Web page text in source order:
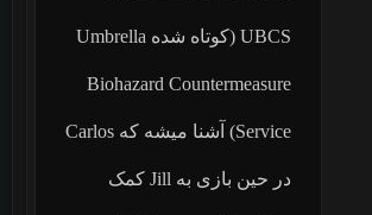
UBCS (کوتاه شده Umbrella
Biohazard Countermeasure
Service) آشنا میشه که Carlos
در حین بازی به Jill کمک